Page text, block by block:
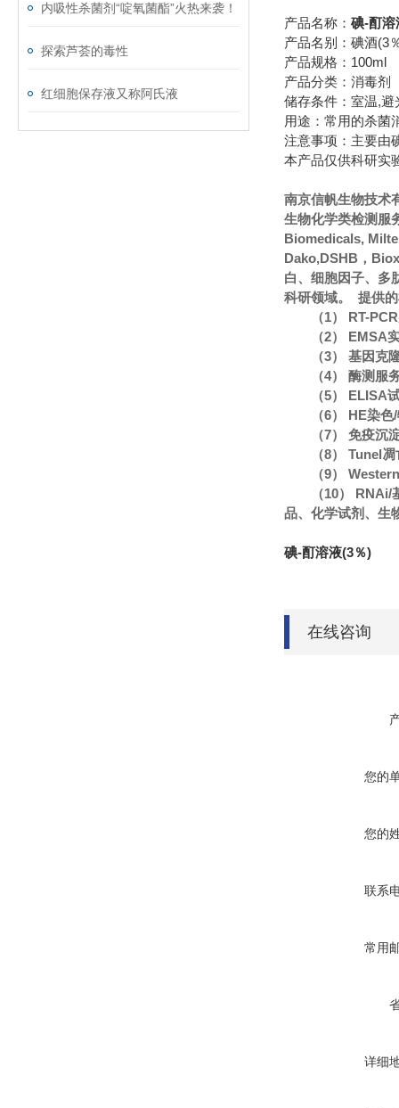
内吸性杀菌剂“啶氧菌酯”火热来袭！
探索芦荟的毒性
红细胞保存液又称阿氏液
产品名称： 碘-酊溶
产品名别：碘酒(3
产品规格：100ml
产品分类：消毒剂
储存条件：室温,避
用途：常用的杀菌
注意事项：主要由
本产品仅供科研实
南京信帆生物技术
生物化学类检测服
Biomedicals,
Dako,DSHB，
白、细胞因子、多
科研领域。 提供
（1） RT-
（2） EMSA
（3） 基因克
（4） 酶测服
（5） ELISA
（6） HE染
（7） 免疫沉
（8） Tunel
（9）
（10）
品、化学试剂、生
碘-酊溶液(3％)
在线咨询
您的
您的
联系
常用
详细